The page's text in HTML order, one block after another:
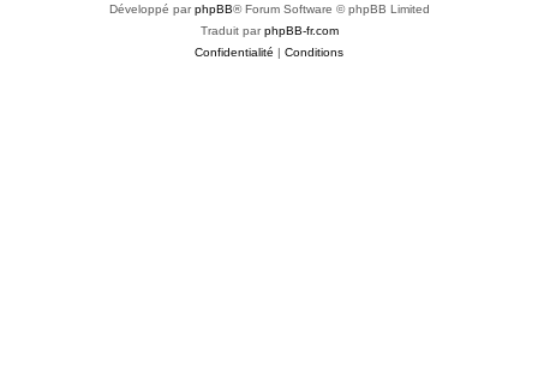
Développé parphpBB® Forum Software © phpBB Limited
Traduit parphpBB-fr.com
Confidentialité | Conditions